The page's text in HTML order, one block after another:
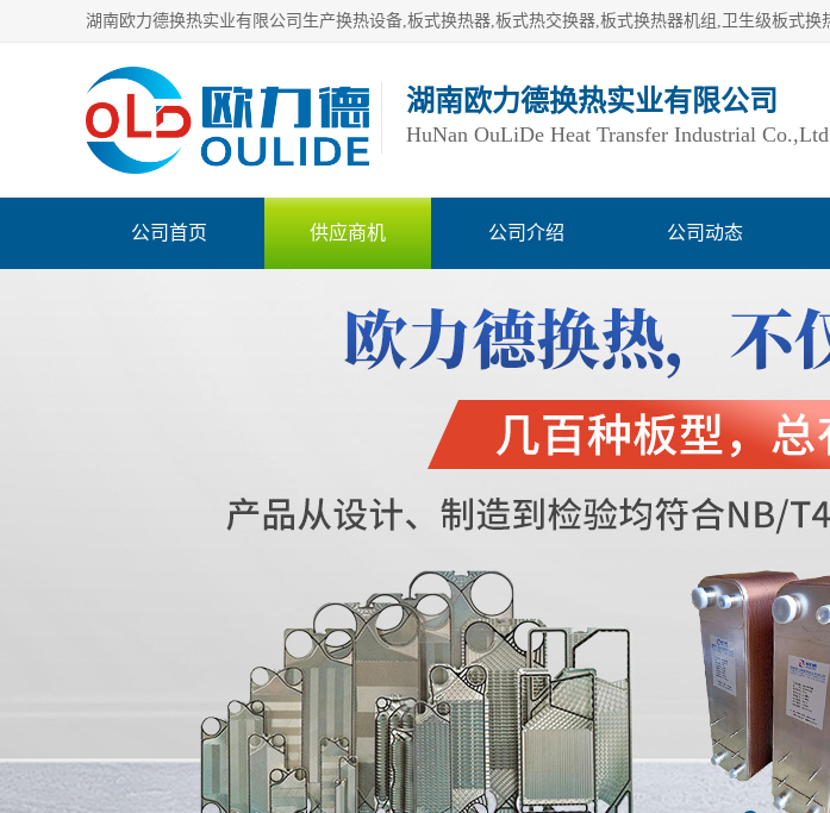
湖南欧力德换热实业有限公司
HuNan OuLiDe Heat Transfer Industrial Co.,Ltd
公司首页 供应商机 公司介绍 公司动态